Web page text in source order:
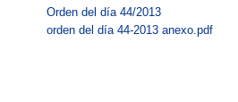
Orden del día 44/2013
orden del día 44-2013 anexo.pdf